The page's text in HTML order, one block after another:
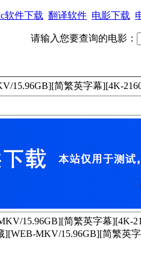
软件下载 翻译软件 电影下载
请输入您要查询的电影：
15.96GB][简繁英字幕][4K-
15.96GB][简繁英字幕][4K-
MKV/15.96GB][简繁英